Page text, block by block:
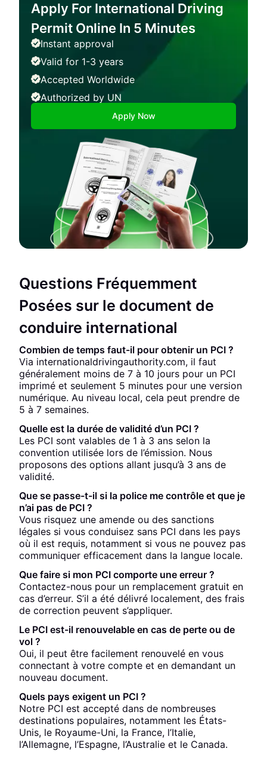
Apply For International Driving
Permit Online In 5 Minutes
Instant approval
Valid for 1-3 years
Accepted Worldwide
Authorized by UN
Apply Now
Questions Fréquemment
Posées sur le document de
conduire international
Combien de temps faut-il pour obtenir un PCI ?
Via internationaldrivingauthority.com, il faut
généralement moins de 7 à 10 jours pour un PCI
imprimé et seulement 5 minutes pour une version
numérique. Au niveau local, cela peut prendre de
5 à 7 semaines.
Quelle est la durée de validité d’un PCI ?
Les PCI sont valables de 1 à 3 ans selon la
convention utilisée lors de l’émission. Nous
proposons des options allant jusqu’à 3 ans de
validité.
Que se passe-t-il si la police me contrôle et que je
n’ai pas de PCI ?
Vous risquez une amende ou des sanctions
légales si vous conduisez sans PCI dans les pays
où il est requis, notamment si vous ne pouvez pas
communiquer efficacement dans la langue locale.
Que faire si mon PCI comporte une erreur ?
Contactez-nous pour un remplacement gratuit en
cas d’erreur. S’il a été délivré localement, des frais
de correction peuvent s’appliquer.
Le PCI est-il renouvelable en cas de perte ou de
vol ?
Oui, il peut être facilement renouvelé en vous
connectant à votre compte et en demandant un
nouveau document.
Quels pays exigent un PCI ?
Notre PCI est accepté dans de nombreuses
destinations populaires, notamment les États-
Unis, le Royaume-Uni, la France, l’Italie,
l’Allemagne, l’Espagne, l’Australie et le Canada.